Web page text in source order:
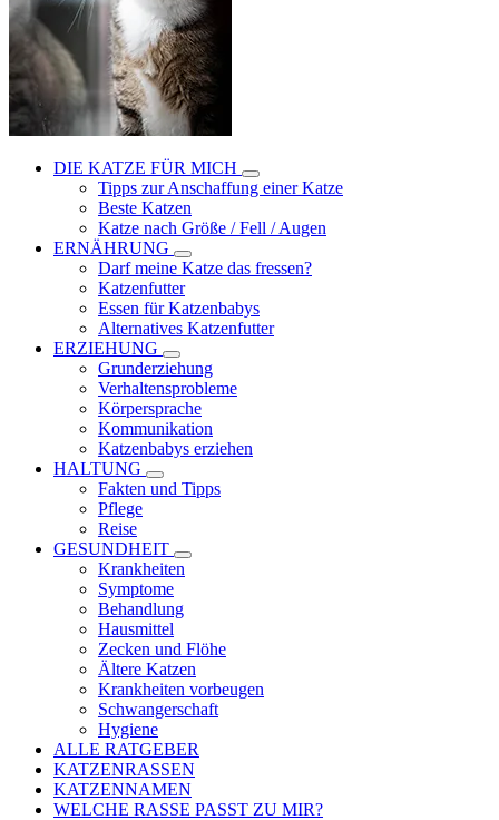
DIE KATZE FÜR MICH
Tipps zur Anschaffung einer Katze
Beste Katzen
Katze nach Größe / Fell / Augen
ERNÄHRUNG
Darf meine Katze das fressen?
Katzenfutter
Essen für Katzenbabys
Alternatives Katzenfutter
ERZIEHUNG
Grunderziehung
Verhaltensprobleme
Körpersprache
Kommunikation
Katzenbabys erziehen
HALTUNG
Fakten und Tipps
Pflege
Reise
GESUNDHEIT
Krankheiten
Symptome
Behandlung
Hausmittel
Zecken und Flöhe
Ältere Katzen
Krankheiten vorbeugen
Schwangerschaft
Hygiene
ALLE RATGEBER
KATZENRASSEN
KATZENNAMEN
WELCHE RASSE PASST ZU MIR?